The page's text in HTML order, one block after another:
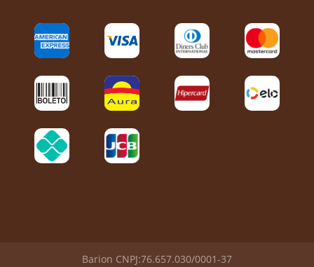
Barion CNPJ:76.657.030/0001-37